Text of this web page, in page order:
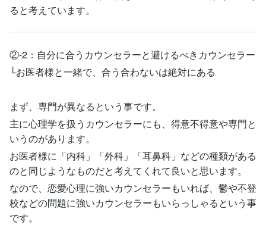
ると考えています。
②-2：自分に合うカウンセラーと避けるべきカウンセラー
└お医者様と一緒で、合う合わないは絶対にある
まず、専門が異なるという事です。
主に心理学を扱うカウンセラーにも、得意不得意や専門と
いうのがあります。
お医者様に「内科」「外科」「耳鼻科」などの種類がある
のと同じようなものだと考えてくれて良いと思います。
なので、恋愛心理に強いカウンセラーもいれば、鬱や不登
校などの問題に強いカウンセラーもいらっしゃるという事
です。